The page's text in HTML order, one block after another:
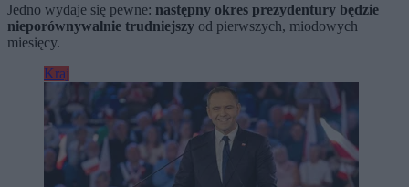
Jedno wydaje się pewne: następny okres prezydentury będzie
nieporównywalnie trudniejszy od pierwszych, miodowych
miesięcy.
Kraj